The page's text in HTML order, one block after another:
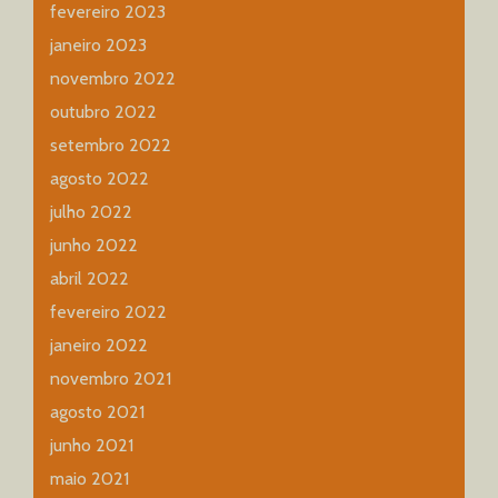
fevereiro 2023
janeiro 2023
novembro 2022
outubro 2022
setembro 2022
agosto 2022
julho 2022
junho 2022
abril 2022
fevereiro 2022
janeiro 2022
novembro 2021
agosto 2021
junho 2021
maio 2021